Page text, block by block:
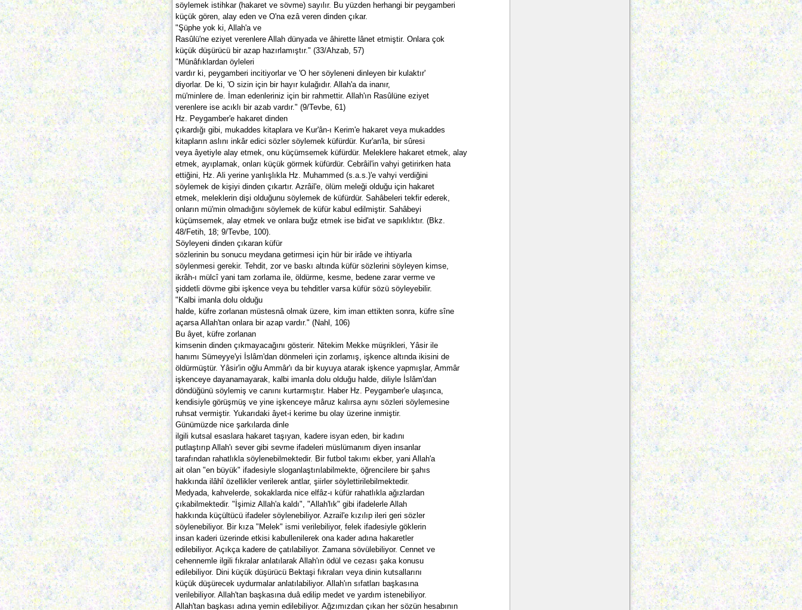
söylemek istihkar (hakaret ve sövme) sayılır. Bu yüzden herhangi bir peygamberi
küçük gören, alay eden ve O'na ezâ veren dinden çıkar.
"Şüphe yok ki, Allah'a ve
Rasûlü'ne eziyet verenlere Allah dünyada ve âhirette lânet etmiştir. Onlara çok
küçük düşürücü bir azap hazırlamıştır." (33/Ahzab, 57)
"Münâfıklardan öyleleri
vardır ki, peygamberi incitiyorlar ve 'O her söyleneni dinleyen bir kulaktır'
diyorlar. De ki, 'O sizin için bir hayır kulağıdır. Allah'a da inanır,
mü'minlere de. İman edenleriniz için bir rahmettir. Allah'ın Rasûlüne eziyet
verenlere ise acıklı bir azab vardır." (9/Tevbe, 61)
Hz. Peygamber'e hakaret dinden
çıkardığı gibi, mukaddes kitaplara ve Kur'ân-ı Kerim'e hakaret veya mukaddes
kitapların aslını inkâr edici sözler söylemek küfürdür. Kur'an'la, bir sûresi
veya âyetiyle alay etmek, onu küçümsemek küfürdür. Meleklere hakaret etmek, alay
etmek, ayıplamak, onları küçük görmek küfürdür. Cebrâil'in vahyi getirirken hata
ettiğini, Hz. Ali yerine yanlışlıkla Hz. Muhammed (s.a.s.)'e vahyi verdiğini
söylemek de kişiyi dinden çıkartır. Azrâil'e, ölüm meleği olduğu için hakaret
etmek, meleklerin dişi olduğunu söylemek de küfürdür. Sahâbeleri tekfir ederek,
onların mü'min olmadığını söylemek de küfür kabul edilmiştir. Sahâbeyi
küçümsemek, alay etmek ve onlara buğz etmek ise bid'at ve sapıklıktır. (Bkz.
48/Fetih, 18; 9/Tevbe, 100).
Söyleyeni dinden çıkaran küfür
sözlerinin bu sonucu meydana getirmesi için hür bir irâde ve ihtiyarla
söylenmesi gerekir. Tehdit, zor ve baskı altında küfür sözlerini söyleyen kimse,
ikrâh-ı mülcî yani tam zorlama ile, öldürme, kesme, bedene zarar verme ve
şiddetli dövme gibi işkence veya bu tehditler varsa küfür sözü söyleyebilir.
"Kalbi imanla dolu olduğu
halde, küfre zorlanan müstesnâ olmak üzere, kim iman ettikten sonra, küfre sîne
açarsa Allah'tan onlara bir azap vardır." (Nahl, 106)
Bu âyet, küfre zorlanan
kimsenin dinden çıkmayacağını gösterir. Nitekim Mekke müşrikleri, Yâsir ile
hanımı Sümeyye'yi İslâm'dan dönmeleri için zorlamış, işkence altında ikisini de
öldürmüştür. Yâsir'in oğlu Ammâr'ı da bir kuyuya atarak işkence yapmışlar, Ammâr
işkenceye dayanamayarak, kalbi imanla dolu olduğu halde, diliyle İslâm'dan
döndüğünü söylemiş ve canını kurtarmıştır. Haber Hz. Peygamber'e ulaşınca,
kendisiyle görüşmüş ve yine işkenceye mâruz kalırsa aynı sözleri söylemesine
ruhsat vermiştir. Yukarıdaki âyet-i kerime bu olay üzerine inmiştir.
Günümüzde nice şarkılarda dinle
ilgili kutsal esaslara hakaret taşıyan, kadere isyan eden, bir kadını
putlaştırıp Allah'ı sever gibi sevme ifadeleri müslümanım diyen insanlar
tarafından rahatlıkla söylenebilmektedir. Bir futbol takımı ekber, yani Allah'a
ait olan "en büyük" ifadesiyle sloganlaştırılabilmekte, öğrencilere bir şahıs
hakkında ilâhî özellikler verilerek antlar, şiirler söylettirilebilmektedir.
Medyada, kahvelerde, sokaklarda nice elfâz-ı küfür rahatlıkla ağızlardan
çıkabilmektedir. "İşimiz Allah'a kaldı", "Allah'lık" gibi ifadelerle Allah
hakkında küçültücü ifadeler söylenebiliyor. Azrail'e kızılıp ileri geri sözler
söylenebiliyor. Bir kıza "Melek" ismi verilebiliyor, felek ifadesiyle göklerin
insan kaderi üzerinde etkisi kabullenilerek ona kader adına hakaretler
edilebiliyor. Açıkça kadere de çatılabiliyor. Zamana sövülebiliyor. Cennet ve
cehennemle ilgili fıkralar anlatılarak Allah'ın ödül ve cezası şaka konusu
edilebiliyor. Dini küçük düşürücü Bektaşi fıkraları veya dinin kutsallarını
küçük düşürecek uydurmalar anlatılabiliyor. Allah'ın sıfatları başkasına
verilebiliyor. Allah'tan başkasına duâ edilip medet ve yardım istenebiliyor.
Allah'tan başkası adına yemin edilebiliyor. Ağzımızdan çıkan her sözün hesabının